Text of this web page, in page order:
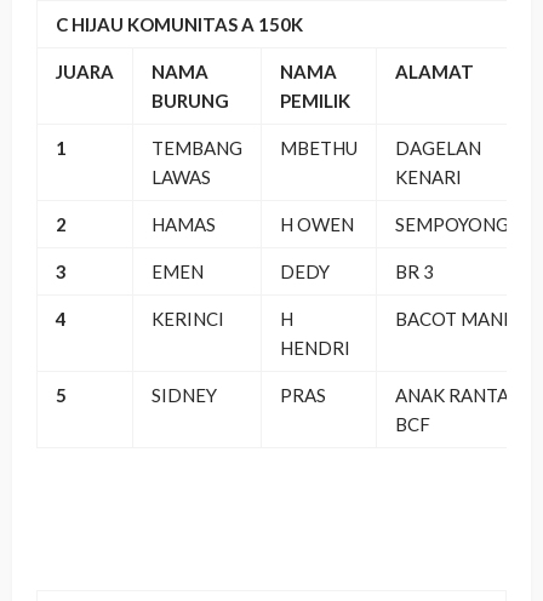
C HIJAU KOMUNITAS A 150K
JUARA
NAMA
BURUNG
NAMA
PEMILIK
ALAMAT
1
TEMBANG
LAWAS
MBETHU
DAGELAN
KENARI
2 HAMAS H OWEN SEMPOYONGAN
3 EMEN DEDY BR 3
4 KERINCI
H
HENDRI
BACOT MANIA
5 SIDNEY PRAS
ANAK RANTAU
BCF